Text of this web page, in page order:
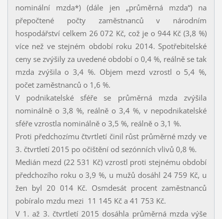
nominální mzda*) (dále jen „průměrná mzda“) na
přepočtené počty zaměstnanců v národním
hospodářství celkem 26 072 Kč, což je o 944 Kč (3,8 %)
více než ve stejném období roku 2014. Spotřebitelské
ceny se zvýšily za uvedené období o 0,4 %, reálně se tak
mzda zvýšila o 3,4 %. Objem mezd vzrostl o 5,4 %,
počet zaměstnanců o 1,6 %.
V podnikatelské sféře se průměrná mzda zvýšila
nominálně o 3,8 %, reálně o 3,4 %, v nepodnikatelské
sféře vzrostla nominálně o 3,5 %, reálně o 3,1 %.
Proti předchozímu čtvrtletí činil růst průměrné mzdy ve
3. čtvrtletí 2015 po očištění od sezónních vlivů 0,8 %.
Medián mezd (22 531 Kč) vzrostl proti stejnému období
předchozího roku o 3,9 %, u mužů dosáhl 24 759 Kč, u
žen byl 20 014 Kč. Osmdesát procent zaměstnanců
pobíralo mzdu mezi 11 145 Kč a 41 753 Kč.
V 1. až 3. čtvrtletí 2015 dosáhla průměrná mzda výše